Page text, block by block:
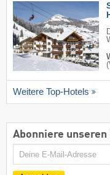
Weitere Top-Hotels
Abonniere
E-